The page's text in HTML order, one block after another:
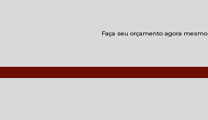
Faça seu orçamento agora mesmo